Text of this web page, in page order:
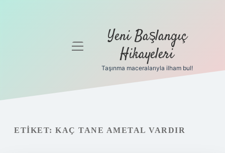
Gizlilik
Yasal Uyarı
menüyü
Yeni Başlangıç
Hikayeleri
Taşınma maceralarıyla ilham bul!
ETIKET: KAÇ TANE AMETAL VARDIR